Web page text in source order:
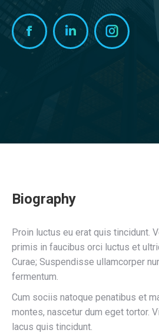
FacebookLinkedin
Biography
Proin luctus eu erat quis tincidunt.
primis in faucibus orci luctus et
Curae; Suspendisse ullamcorper
fermentum.
Cum sociis natoque penatibus et
montes, nascetur dum eget tortor.
lacus quis tincidunt.